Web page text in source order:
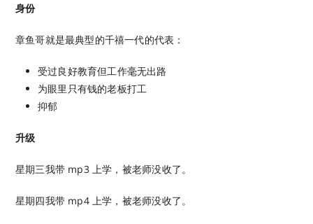
身份
章鱼哥就是最典型的千禧一代的代表：
受过良好教育但工作毫无出路
为眼里只有钱的老板打工
抑郁
升级
星期三我带 mp3 上学，被老师没收了。
星期四我带 mp4 上学，被老师没收了。